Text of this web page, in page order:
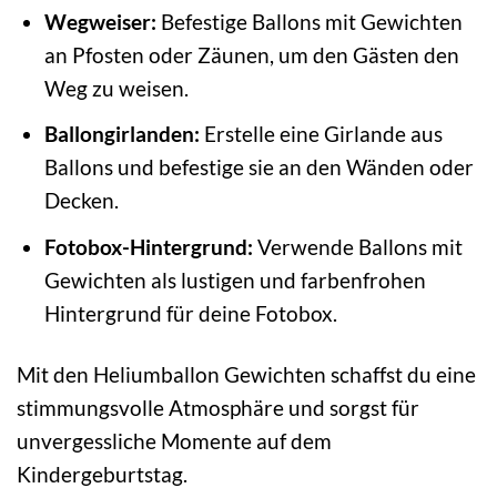
Wegweiser: Befestige Ballons mit Gewichten
an Pfosten oder Zäunen, um den Gästen den
Weg zu weisen.
Ballongirlanden: Erstelle eine Girlande aus
Ballons und befestige sie an den Wänden oder
Decken.
Fotobox-Hintergrund: Verwende Ballons mit
Gewichten als lustigen und farbenfrohen
Hintergrund für deine Fotobox.
Mit den Heliumballon Gewichten schaffst du eine
stimmungsvolle Atmosphäre und sorgst für
unvergessliche Momente auf dem
Kindergeburtstag.